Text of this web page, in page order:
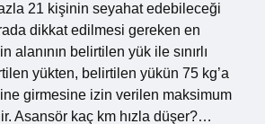
21 kişinin seyahat edebileceği
dikkat edilmesi gereken en
alanının belirtilen yük ile sınırlı
yükten, belirtilen yükün 75 kg’a
girmesine izin verilen maksimum
Asansör kaç km hızla düşer?…